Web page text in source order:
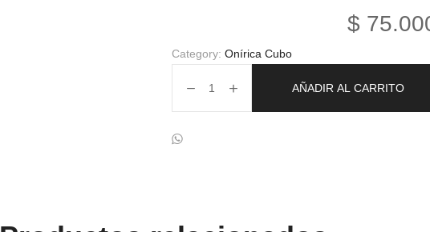
$
Category: Onírica Cubo
AÑADIR AL CARRITO